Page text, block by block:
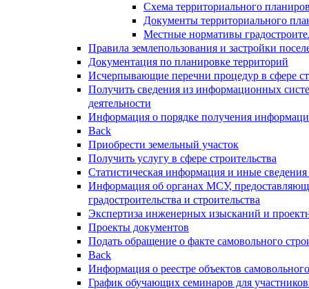
Схема территориального
Документы территориального
Местные нормативы
Правила землепользования и застройки
Документация по планировке территорий
Исчерпывающие перечни процедур в сфере
Получить сведения из информационных
деятельности
Информация о порядке получения
Back
Приобрести земельный участок
Получить услугу в сфере строительства
Статистическая информация и иные сведения
Информация об органах МСУ,
градостроительства и строительства
Экспертиза инженерных изысканий и
Проекты документов
Подать обращение о факте самовольного
Back
Информация о реестре объектов
График обучающих семинаров для участников